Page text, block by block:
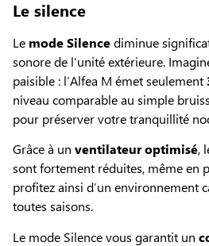
Le silence
Le mode Silencediminue
sonore de l’unité extérieure.
paisible : l’Alfea M émet seulement
niveau comparable au simple
pour préserver votre tranquillité
Grâce à un ventilateur optimisé,
sont fortement réduites, même en
profitez ainsi d’un environnement
toutes saisons.
Le mode Silence vous garantit un